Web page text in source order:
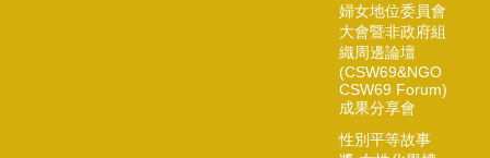
婦女地位委員會
大會暨非政府組
織周邊論壇
(CSW69&NGO
CSW69 Forum)
成果分享會
性別平等故事